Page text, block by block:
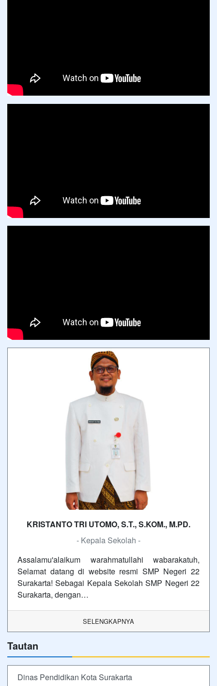
KRISTANTO TRI UTOMO, S.T., S.KOM., M.PD.
- Kepala Sekolah -
Assalamu'alaikum warahmatullahi wabarakatuh,
Selamat datang di website resmi SMP Negeri 22
Surakarta! Sebagai Kepala Sekolah SMP Negeri 22
Surakarta, dengan…
SELENGKAPNYA
Tautan
Dinas Pendidikan Kota Surakarta